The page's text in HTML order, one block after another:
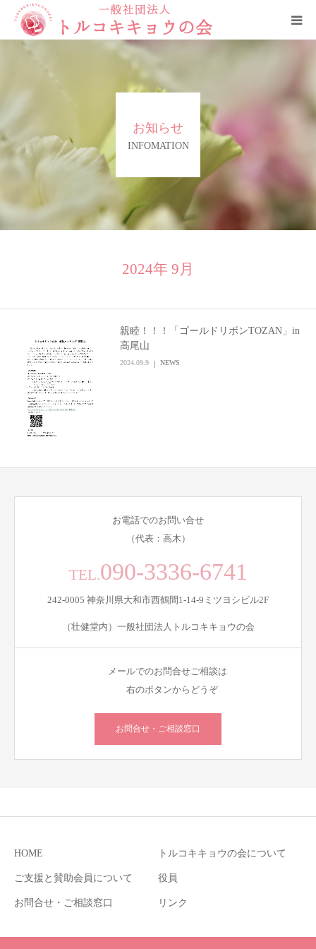
お知らせ
INFOMATION
2024年 9月
親睦！！！「ゴールドリボンTOZAN」in
高尾山
2024.09.9 NEWS
お電話でのお問い合せ
（代表：高木）
TEL.090-3336-6741
242-0005 神奈川県大和市西鶴間1-14-9ミツヨシビル2F
（壮健堂内）一般社団法人トルコキキョウの会
メールでのお問合せご相談は
右のボタンからどうぞ
お問合せ・ご相談窓口
HOME トルコキキョウの会について
ご支援と賛助会員について 役員
お問合せ・ご相談窓口 リンク
ご支援と賛助会員について
お問合せ・ご相談窓口